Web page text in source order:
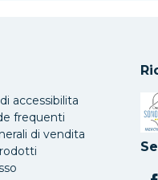
accessibilita
frequenti
di vendita
Si